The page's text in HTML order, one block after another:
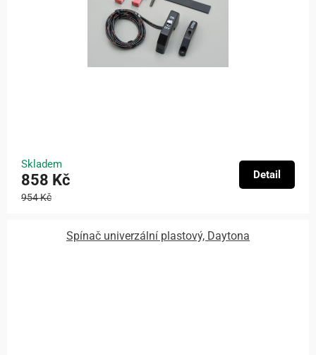
Skladem
858 Kč
954 Kč
Detail
Spínač univerzální plastový, Daytona